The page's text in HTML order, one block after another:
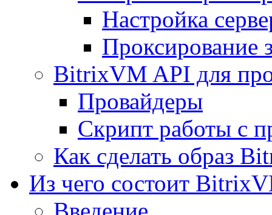
Настройка
Проксирование
BitrixVM API для
Провайдеры
Скрипт работы с
Как сделать образ
Из чего состоит